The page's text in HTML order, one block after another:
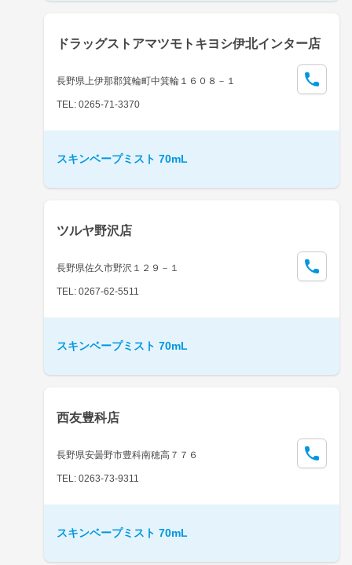
ドラッグストアマツモトキヨシ伊北インター店
長野県上伊那郡箕輪町中箕輪１６０８－１
TEL: 0265-71-3370
スキンベープミスト 70mL
ツルヤ野沢店
長野県佐久市野沢１２９－１
TEL: 0267-62-5511
スキンベープミスト 70mL
西友豊科店
長野県安曇野市豊科南穂高７７６
TEL: 0263-73-9311
スキンベープミスト 70mL